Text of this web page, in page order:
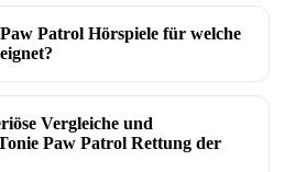
Patrol Hörspiele für welche
Vergleiche und
Paw Patrol Rettung der